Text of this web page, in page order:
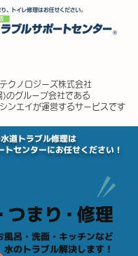
クノロジーズ株式会社
)のグループ会社である
ンエイが運営するサービスです
道トラブル修理は
トセンターにお任せください！
つまり・ 修理
風呂・洗面・キッチンなど
水のトラブル解決します！